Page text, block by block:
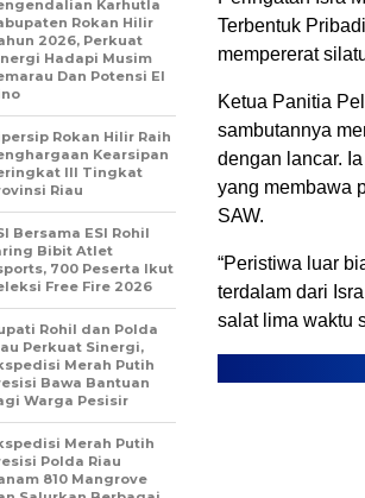
Terbentuk
mempererat
Ketua Panitia
sambutannya
dengan lancar.
yang membawa
SAW.
“Peristiwa luar
terdalam dari
salat lima waktu
Karhutla
Rokan Hilir
2026, Perkuat
Hadapi Musim
Dan Potensi El
Rokan Hilir Raih
Kearsipan
III Tingkat
Riau
Bersama ESI Rohil
Bibit Atlet
700 Peserta Ikut
Free Fire 2026
Rohil dan Polda
Perkuat Sinergi,
Merah Putih
Bawa Bantuan
Warga Pesisir
Merah Putih
Polda Riau
810 Mangrove